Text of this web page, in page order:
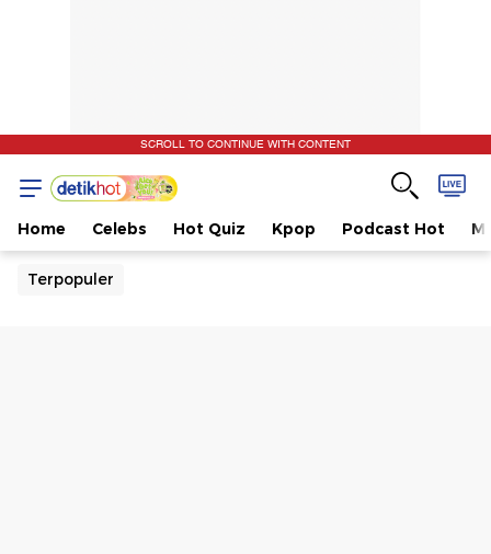
SCROLL TO CONTINUE WITH CONTENT
Home Celebs Hot Quiz Kpop Podcast Hot
Terpopuler